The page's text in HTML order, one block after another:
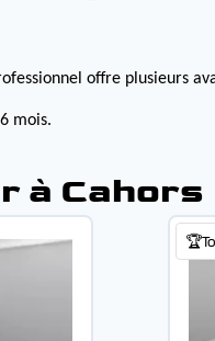
offre plusieurs
mois.
à Cahors